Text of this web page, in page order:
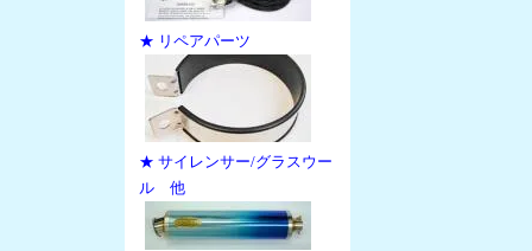
★ リペアパーツ
★ サイレンサー/グラスウー
ル 他